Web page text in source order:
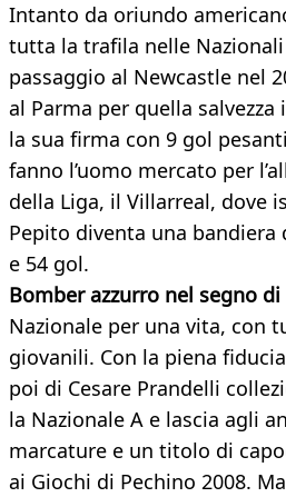
Intanto da oriundo
tutta la trafila nelle
passaggio al Newcastle nel
al Parma per quella
la sua firma con 9 gol
fanno l’uomo mercato per
della Liga, il Villarreal, dove
Pepito diventa una bandiera
e 54 gol.
Bomber azzurro nel segno
Nazionale per una vita, con
giovanili. Con la piena
poi di Cesare Prandelli
la Nazionale A e lascia agli
marcature e un titolo di
ai Giochi di Pechino 2008.